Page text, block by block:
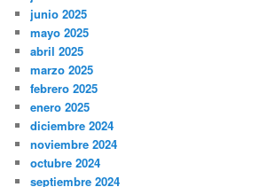
junio 2025
mayo 2025
abril 2025
marzo 2025
febrero 2025
enero 2025
diciembre 2024
noviembre 2024
octubre 2024
septiembre 2024